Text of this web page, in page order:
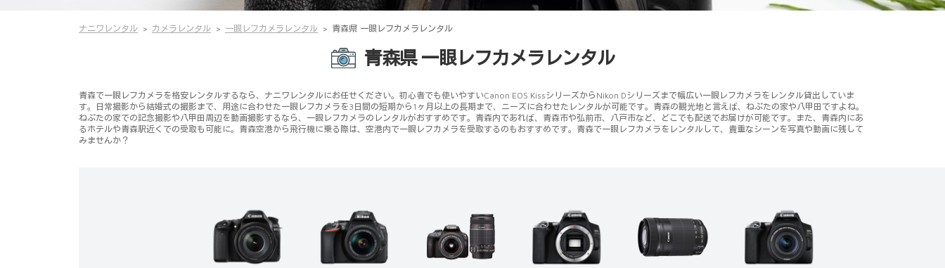
ナニワレンタル カメラレンタル 一眼レフカメラレンタル 青森県 一眼レフカメラレンタル
青森県 一眼レフカメラレンタル
青森で一眼レフカメラを格安レンタルするなら、ナニワレンタルにお任せください。初心者でも使いやすいCanon EOS KissシリーズからNikon Dシリーズまで幅広い一眼レフカメラをレンタル貸出していま
す。日常撮影から結婚式の撮影まで、用途に合わせた一眼レフカメラを3日間の短期から1ヶ月以上の長期まで、ニーズに合わせたレンタルが可能です。青森の観光地と言えば、ねぷたの家や八甲田ですよね。
ねぷたの家での記念撮影や八甲田周辺を動画撮影するなら、一眼レフカメラのレンタルがおすすめです。青森内であれば、青森市や弘前市、八戸市など、どこでも配送でお届けが可能です。また、青森内にあ
るホテルや青森駅近くでの受取も可能に。青森空港から飛行機に乗る際は、空港内で一眼レフカメラを受取するのもおすすめです。青森で一眼レフカメラをレンタルして、貴重なシーンを写真や動画に残して
みませんか？